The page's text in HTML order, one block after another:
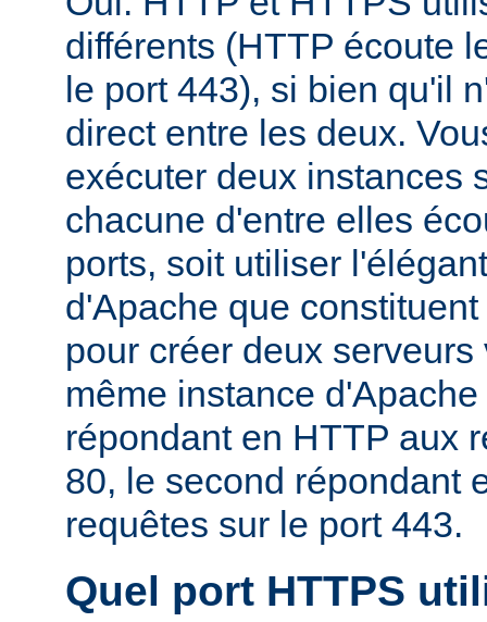
différents (HTTP écoute
le port 443), si bien qu'il
direct entre les deux.
exécuter deux instances
chacune d'entre elles
ports, soit utiliser
d'Apache que
pour créer deux
même instance
répondant en HTTP aux
80, le second répondant
requêtes sur le port 443.
Quel port HTTPS